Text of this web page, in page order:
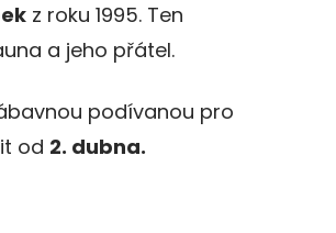
z roku 1995. Ten
a jeho přátel.
podívanou pro
od 2. dubna.